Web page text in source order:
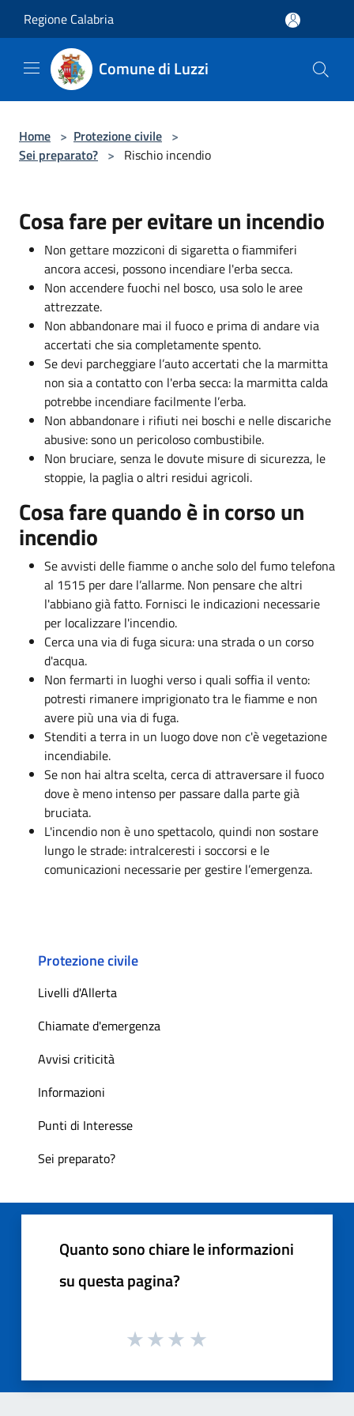
Regione Calabria
Comune di Luzzi
Home > Protezione civile >
Sei preparato? > Rischio incendio
Cosa fare per evitare un incendio
Non gettare mozziconi di sigaretta o fiammiferi
ancora accesi, possono incendiare l'erba secca.
Non accendere fuochi nel bosco, usa solo le aree
attrezzate.
Non abbandonare mai il fuoco e prima di andare via
accertati che sia completamente spento.
Se devi parcheggiare l’auto accertati che la marmitta
non sia a contatto con l'erba secca: la marmitta calda
potrebbe incendiare facilmente l’erba.
Non abbandonare i rifiuti nei boschi e nelle discariche
abusive: sono un pericoloso combustibile.
Non bruciare, senza le dovute misure di sicurezza, le
stoppie, la paglia o altri residui agricoli.
Cosa fare quando è in corso un
incendio
Se avvisti delle fiamme o anche solo del fumo telefona
al 1515 per dare l’allarme. Non pensare che altri
l'abbiano già fatto. Fornisci le indicazioni necessarie
per localizzare l'incendio.
Cerca una via di fuga sicura: una strada o un corso
d'acqua.
Non fermarti in luoghi verso i quali soffia il vento:
potresti rimanere imprigionato tra le fiamme e non
avere più una via di fuga.
Stenditi a terra in un luogo dove non c'è vegetazione
incendiabile.
Se non hai altra scelta, cerca di attraversare il fuoco
dove è meno intenso per passare dalla parte già
bruciata.
L'incendio non è uno spettacolo, quindi non sostare
lungo le strade: intralceresti i soccorsi e le
comunicazioni necessarie per gestire l’emergenza.
Protezione civile
Livelli d'Allerta
Chiamate d'emergenza
Avvisi criticità
Informazioni
Punti di Interesse
Sei preparato?
Quanto sono chiare le informazioni
su questa pagina?